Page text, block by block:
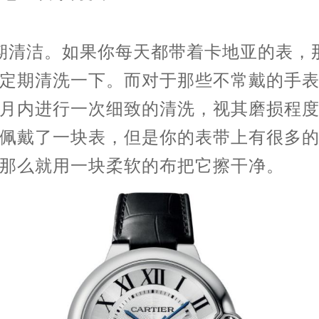
清洁。如果你每天都带着卡地亚的表，
期清洗一下。而对于那些不常戴的手
内进行一次细致的清洗，视其磨损程
戴了一块表，但是你的表带上有很多
么就用一块柔软的布把它擦干净。